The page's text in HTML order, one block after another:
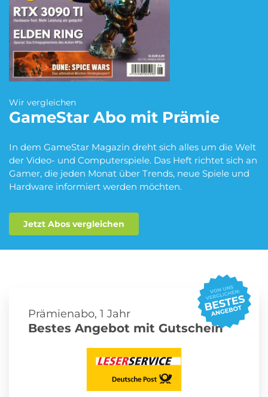
Blumen Abo
eBook Abo
Musik-Streaming Abo Pay TV Abo
Schmuck Abo
Sprachlern App Abo Streaming Abo
Wir vergleichen
GameStar Abo mit Prämie
In dem GameStar Magazin dreht sich alles um die Welt
der Video- und Computerspiele. Das Heft richtet sich an
Gamer, die jeden Monat über Trends, neue Spiele und
Hardware informiert werden möchten.
Jetzt Abos vergleichen
Prämienabo, 1 Jahr
Bestes Angebot mit Gutschein